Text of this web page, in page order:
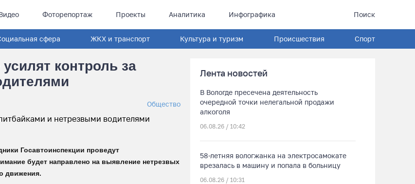
Фоторепортаж Проекты Аналитика Инфографика Поиск
сфера ЖКХ и транспорт Культура и туризм Происшествия Спорт
контроль за
Общество
Госавтоинспекции проведут
будет направлено на выявление нетрезвых
движения.
Лента новостей
В Вологде пресечена деятельность
очередной точки нелегальной продажи
алкоголя
06.08.26 / 10:42
58-летняя вологжанка на электросамокате
врезалась в машину и попала в больницу
06.08.26 / 10:31